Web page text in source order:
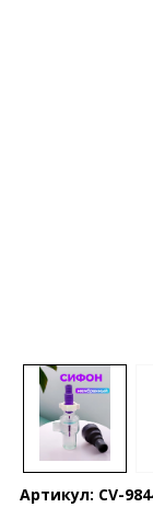
Артикул: CV-